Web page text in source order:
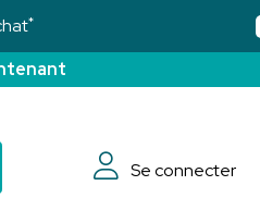
*
Se connecter